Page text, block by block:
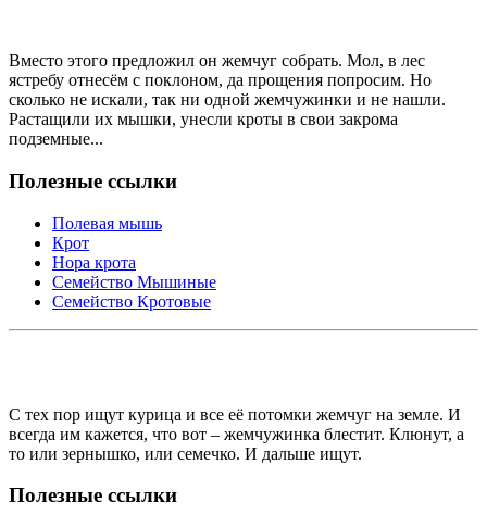
Вместо этого предложил он жемчуг собрать. Мол, в лес
ястребу отнесём с поклоном, да прощения попросим. Но
сколько не искали, так ни одной жемчужинки и не нашли.
Растащили их мышки, унесли кроты в свои закрома
подземные...
Полезные ссылки
Полевая мышь
Крот
Нора крота
Семейство Мышиные
Семейство Кротовые
С тех пор ищут курица и все её потомки жемчуг на земле. И
всегда им кажется, что вот – жемчужинка блестит. Клюнут, а
то или зернышко, или семечко. И дальше ищут.
Полезные ссылки